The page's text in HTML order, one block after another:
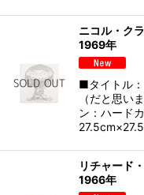
ニコル・ク
1969年
■タイトル
（だと思い
ン：ハード
リチャード
1966年